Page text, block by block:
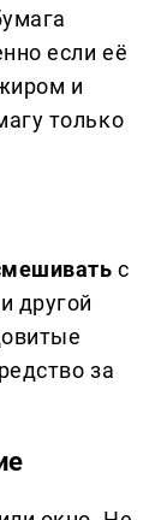
если её
и
только
с
другой
за